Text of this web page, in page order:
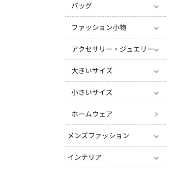
バッグ
ファッション小物
アクセサリー・ジュエリー
大きいサイズ
小さいサイズ
ホームウェア
メンズファッション
インテリア